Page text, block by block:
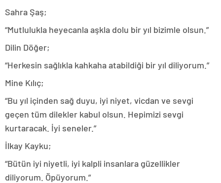
Sahra Şaş;
“Mutlulukla heyecanla aşkla dolu bir yıl bizimle olsun.”
Dilin Döğer;
“Herkesin sağlıkla kahkaha atabildiği bir yıl diliyorum.”
Mine Kılıç;
“Bu yıl içinden sağ duyu, iyi niyet, vicdan ve sevgi
geçen tüm dilekler kabul olsun. Hepimizi sevgi
kurtaracak. İyi seneler.”
İlkay Kayku;
“Bütün iyi niyetli, iyi kalpli insanlara güzellikler
diliyorum. Öpüyorum.”